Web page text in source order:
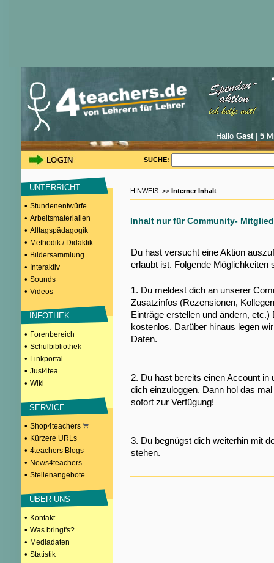
Hallo Gast| 5
SUCHE:
UNTERRICHT
• Stundenentwürfe
• Arbeitsmaterialien
• Alltagspädagogik
• Methodik / Didaktik
• Bildersammlung
• Interaktiv
• Sounds
• Videos
INFOTHEK
• Forenbereich
• Schulbibliothek
• Linkportal
• Just4tea
• Wiki
SERVICE
• Shop4teachers
• Kürzere URLs
• 4teachers Blogs
• News4teachers
• Stellenangebote
ÜBER UNS
• Kontakt
• Was bringt's?
• Mediadaten
• Statistik
HINWEIS: >> Interner Inhalt
Inhalt nur für Community-
Du hast versucht eine Aktion
erlaubt ist. Folgende Möglichkeiten
1. Du meldest dich an unserer
Zusatzinfos (Rezensionen,
Einträge erstellen und ändern,
kostenlos. Darüber hinaus legen
Daten.
2. Du hast bereits einen Account
dich einzuloggen. Dann hol das
sofort zur Verfügung!
3. Du begnügst dich weiterhin mit
stehen.